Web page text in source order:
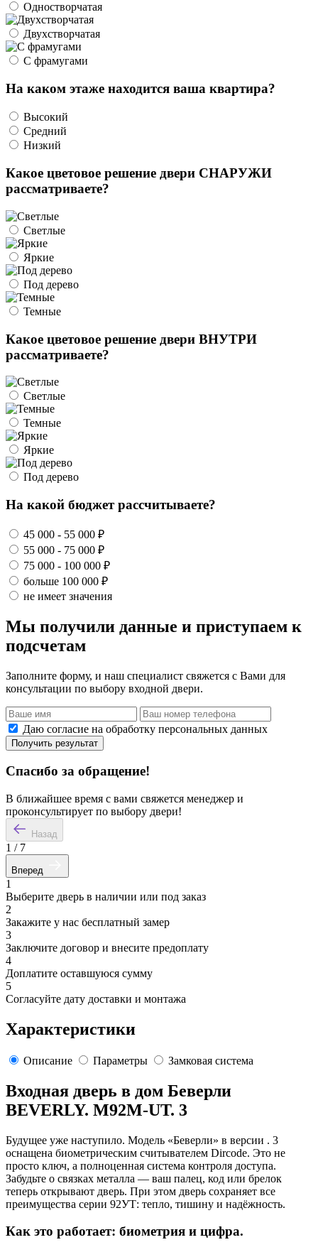
Одностворчатая
Двухстворчатая
С фрамугами
На каком этаже находится ваша квартира?
Высокий
Средний
Низкий
Какое цветовое решение двери СНАРУЖИ
рассматриваете?
Светлые
Яркие
Под дерево
Темные
Какое цветовое решение двери ВНУТРИ
рассматриваете?
Светлые
Темные
Яркие
Под дерево
На какой бюджет рассчитываете?
45 000 - 55 000 ₽
55 000 - 75 000 ₽
75 000 - 100 000 ₽
больше 100 000 ₽
не имеет значения
Мы получили данные и приступаем к
подсчетам
Заполните форму, и наш специалист свяжется с Вами для
консультации по выбору входной двери.
Даю согласие на обработку персональных данных
Получить результат
Спасибо за обращение!
В ближайшее время с вами свяжется менеджер и
проконсультирует по выбору двери!
Назад
1 / 7
Вперед
1
Выберите дверь в наличии или под заказ
2
Закажите у нас бесплатный замер
3
Заключите договор и внесите предоплату
4
Доплатите оставшуюся сумму
5
Согласуйте дату доставки и монтажа
Характеристики
Описание Параметры Замковая система
Входная дверь в дом Беверли
BEVERLY. M92M-UT. 3
Будущее уже наступило. Модель «Беверли» в версии . 3
оснащена биометрическим считывателем Dircode. Это не
просто ключ, а полноценная система контроля доступа.
Забудьте о связках металла — ваш палец, код или брелок
теперь открывают дверь. При этом дверь сохраняет все
преимущества серии 92УТ: тепло, тишину и надёжность.
Как это работает: биометрия и цифра.